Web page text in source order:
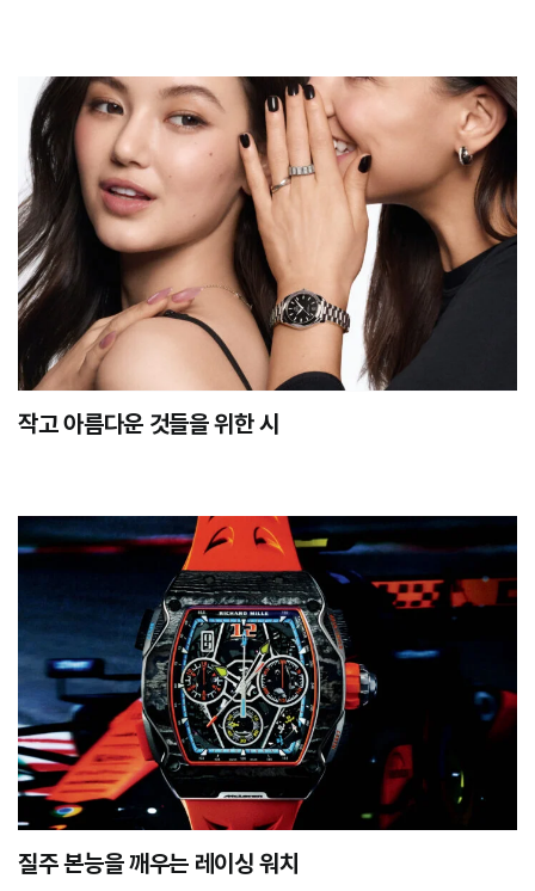
작고 아름다운 것들을 위한 시
질주 본능을 깨우는 레이싱 워치